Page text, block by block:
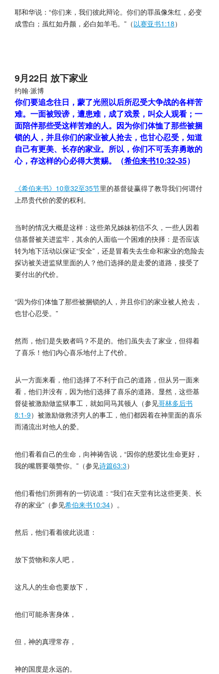
耶和华说：“你们来，我们彼此辩论。你们的罪虽像朱红，必变
成雪白；虽红如丹颜，必白如羊毛。”（以赛亚书1:18）
9月22日 放下家业
约翰·派博
你们要追念往日，蒙了光照以后所忍受大争战的各样苦
难。一面被毁谤，遭患难，成了戏景，叫众人观看；一
面陪伴那些受这样苦难的人。因为你们体恤了那些被捆
锁的人，并且你们的家业被人抢去，也甘心忍受，知道
自己有更美、长存的家业。所以，你们不可丢弃勇敢的
心，存这样的心必得大赏赐。（希伯来书10:32-35）
《希伯来书》10章32至35节里的基督徒赢得了教导我们何谓付
上昂贵代价的爱的权利。
当时的情况大概是这样：这些弟兄姊妹初信不久，一些人因着
信基督被关进监牢，其余的人面临一个困难的抉择：是否应该
转为地下活动以保证“安全”，还是冒着失去生命和家业的危险去
探访被关进监狱里面的人？他们选择的是走爱的道路，接受了
要付出的代价。
“因为你们体恤了那些被捆锁的人，并且你们的家业被人抢去，
也甘心忍受。”
然而，他们是失败者吗？不是的。他们虽失去了家业，但得着
了喜乐！他们内心喜乐地付上了代价。
从一方面来看，他们选择了不利于自己的道路，但从另一面来
看，他们并没有，因为他们选择了喜乐的道路。显然，这些基
督徒被激励做监狱事工，就如同马其顿人（参见哥林多后书
8:1-9）被激励做救济穷人的事工，他们都因着在神里面的喜乐
而涌流出对他人的爱。
他们看着自己的生命，向神祷告说，“因你的慈爱比生命更好，
我的嘴唇要颂赞你。”（参见诗篇63:3）
他们看他们所拥有的一切说道：“我们在天堂有比这些更美、长
存的家业”（参见希伯来书10:34）。
然后，他们看着彼此说道：
放下货物和亲人吧，
这凡人的生命也要放下，
他们可能杀害身体，
但，神的真理常存，
神的国度是永远的。